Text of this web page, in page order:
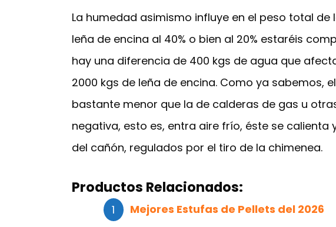
La humedad asimismo influye en el peso total
leña de encina al 40% o bien al 20% estaréis
hay una diferencia de 400 kgs de agua que
2000 kgs de leña de encina. Como ya
bastante menor que la de calderas de gas u
negativa, esto es, entra aire frío, éste se calienta
del cañón, regulados por el tiro de la chimenea.
Productos Relacionados:
Mejores Estufas de Pellets del 2026